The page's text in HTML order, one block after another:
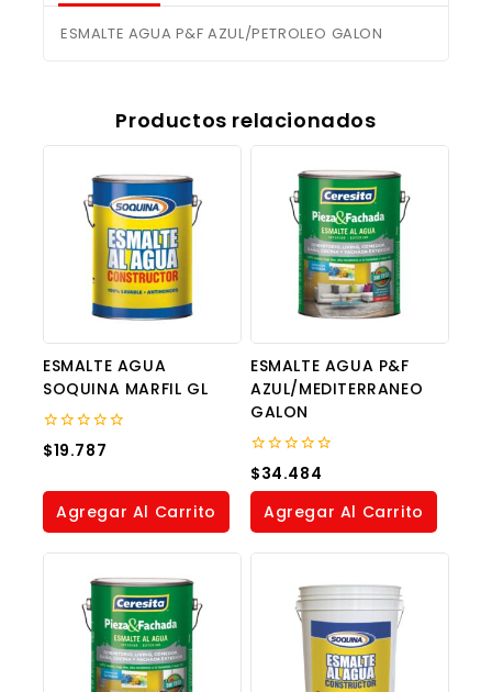
ESMALTE AGUA P&F AZUL/PETROLEO GALON
Productos relacionados
ESMALTE AGUA
SOQUINA MARFIL GL
0
out
5
$19.787
Agregar Al Carrito
ESMALTE AGUA P&F
AZUL/MEDITERRANEO
GALON
0
out
of
$34.484
Agregar Al Carrito